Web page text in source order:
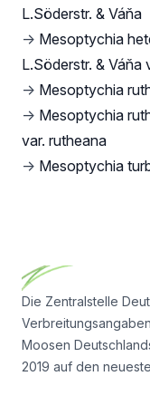
L.Söderstr. & Váňa
→ Mesoptychia
L.Söderstr. & Váňa
→ Mesoptychia
→ Mesoptychia
var. rutheana
→ Mesoptychia
Die Zentralstelle
Moosen
2019 auf den